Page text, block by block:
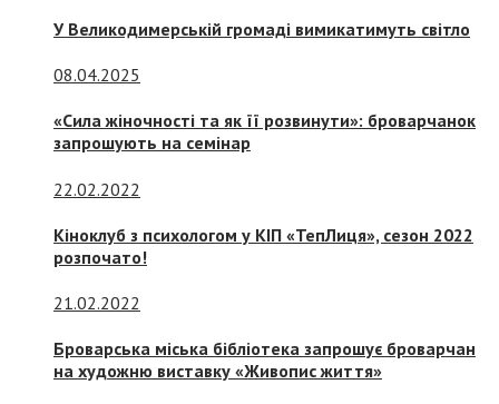
У Великодимерській громаді вимикатимуть світло
08.04.2025
«Сила жіночності та як її розвинути»: броварчанок
запрошують на семінар
22.02.2022
Кіноклуб з психологом у КІП «ТепЛиця», сезон 2022
розпочато!
21.02.2022
Броварська міська бібліотека запрошує броварчан
на художню виставку «Живопис життя»